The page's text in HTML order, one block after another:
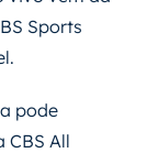
Sports
pode
CBS All